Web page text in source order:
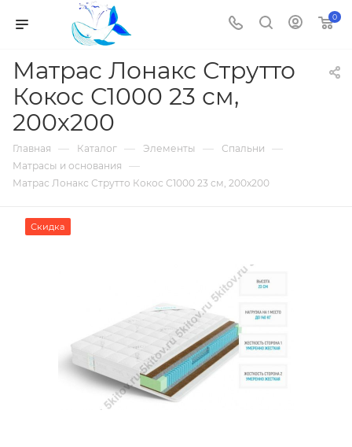
0
Матрас Лонакс Струтто
Кокос С1000 23 см,
200х200
Главная — Каталог — Элементы — Спальни —
Матрасы и основания —
Матрас Лонакс Струтто Кокос С1000 23 см, 200х200
Скидка